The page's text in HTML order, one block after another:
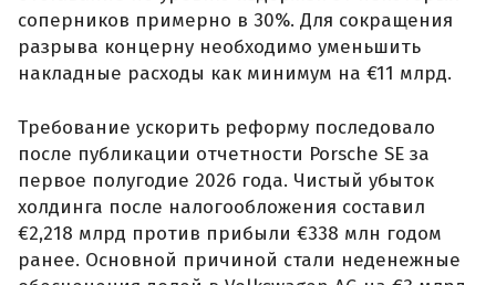
соперников примерно в 30%. Для сокращения
разрыва концерну необходимо уменьшить
накладные расходы как минимум на €11 млрд.
Требование ускорить реформу последовало
после публикации отчетности Porsche SE за
первое полугодие 2026 года. Чистый убыток
холдинга после налогообложения составил
€2,218 млрд против прибыли €338 млн годом
ранее. Основной причиной стали неденежные